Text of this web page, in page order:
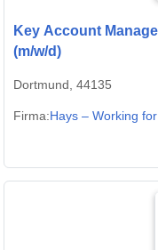
Key Account
(m/w/d)
Dortmund, 44135
Firma:Hays – Working